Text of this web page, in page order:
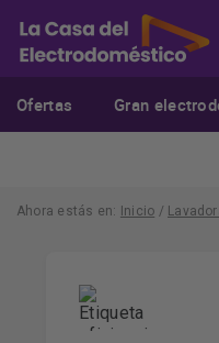
Ofertas Gran
Ahora estás en: Inicio /